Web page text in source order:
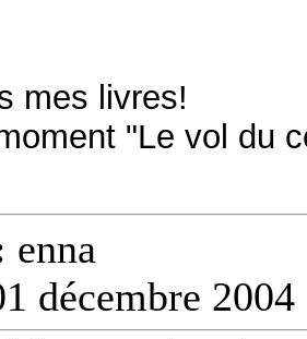
mes livres!
"Le vol du
enna
décembre